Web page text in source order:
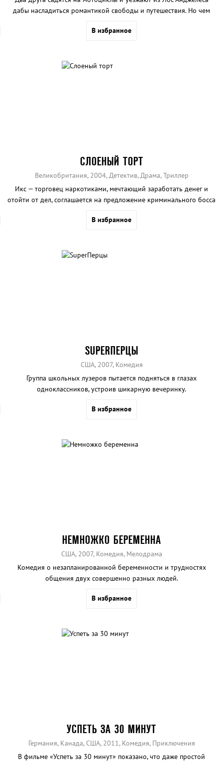
дабы насладиться романтикой свободы и путешествия. Но чем
свободные люди родине не нужны…
В избранное
СЛОЕНЫЙ ТОРТ
Великобритания, 2004, Детектив, Драма, Триллер
Икс — торговец наркотиками, мечтающий заработать денег и
отойти от дел, соглашается на предложение криминального босса
В избранное
SUPERПЕРЦЫ
США, 2007, Комедия
Группа школьных лузеров пытается подняться в глазах
одноклассников, устроив шикарную вечеринку.
В избранное
НЕМНОЖКО БЕРЕМЕННА
США, 2007, Комедия, Мелодрама
Комедия о незапланированной беременности и трудностях
общения двух совершенно разных людей.
В избранное
УСПЕТЬ ЗА 30 МИНУТ
Германия, Канада, США, 2011, Комедия, Приключения
В фильме «Успеть за 30 минут» показано, что даже простой